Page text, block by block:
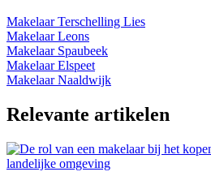
Makelaar Terschelling Lies
Makelaar Leons
Makelaar Spaubeek
Makelaar Elspeet
Makelaar Naaldwijk
Relevante artikelen